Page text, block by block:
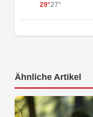
29°27°
Ähnliche Artikel